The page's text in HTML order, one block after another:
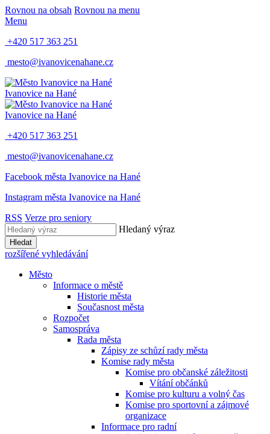
Rovnou na obsah Rovnou na menu
Menu
+420 517 363 251
mesto@ivanovicenahane.cz
Ivanovice na Hané
Ivanovice na Hané
+420 517 363 251
mesto@ivanovicenahane.cz
Facebook města Ivanovice na Hané
Instagram města Ivanovice na Hané
RSS Verze pro seniory
Hledaný výraz
Hledat
rozšířené vyhledávání
Město
Informace o městě
Historie města
Současnost města
Rozpočet
Samospráva
Rada města
Zápisy ze schůzí rady města
Komise rady města
Komise pro občanské záležitosti
Vítání občánků
Komise pro kulturu a volný čas
Komise pro sportovní a zájmové
organizace
Informace pro radní